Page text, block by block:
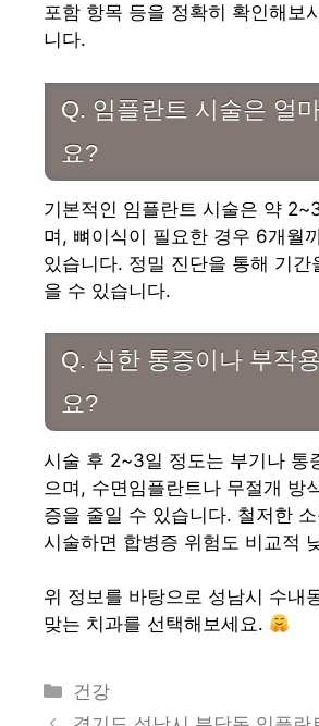
포함 항목 등을 정확히 확인해보
니다.
Q. 임플란트 시술은 얼
요?
기본적인 임플란트 시술은 약
며, 뼈이식이 필요한 경우 6개월
있습니다. 정밀 진단을 통해 기간
을 수 있습니다.
Q. 심한 통증이나 부작
요?
시술 후 2~3일 정도는 부기나 통
으며, 수면임플란트나 무절개 방
증을 줄일 수 있습니다. 철저한
시술하면 합병증 위험도 비교적
위 정보를 바탕으로 성남시 수내
맞는 치과를 선택해보세요.
카
테
건강